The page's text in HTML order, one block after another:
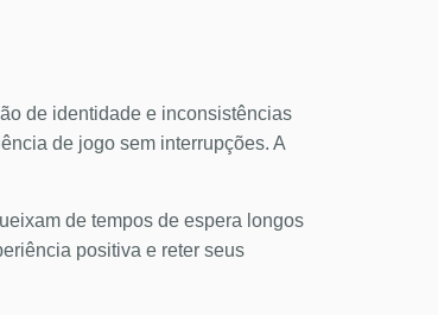
de identidade e inconsistências
de jogo sem interrupções. A
de tempos de espera longos
positiva e reter seus